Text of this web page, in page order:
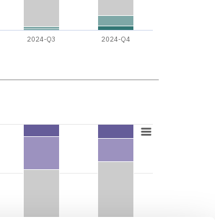
2024-Q3 2024-Q4